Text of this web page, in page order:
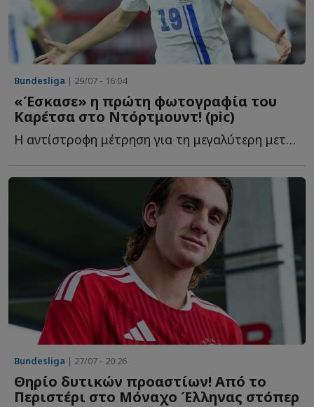
Bundesliga | 29/07 - 16:04
«Έσκασε» η πρώτη φωτογραφία του
Καρέτσα στο Ντόρτμουντ! (pic)
Η αντίστροφη μέτρηση για τη μεγαλύτερη μεταγραφή της κ...
Bundesliga | 27/07 - 20:26
Θηρίο δυτικών προαστίων! Από το
Περιστέρι στο Μόναχο Έλληνας στόπερ